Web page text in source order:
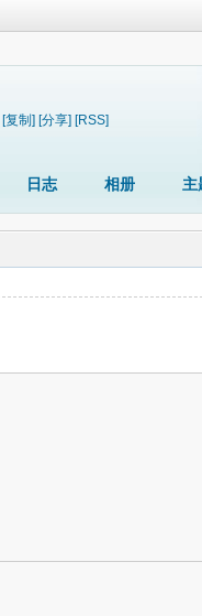
[复制] [分享] [RSS]
日志 相册 主